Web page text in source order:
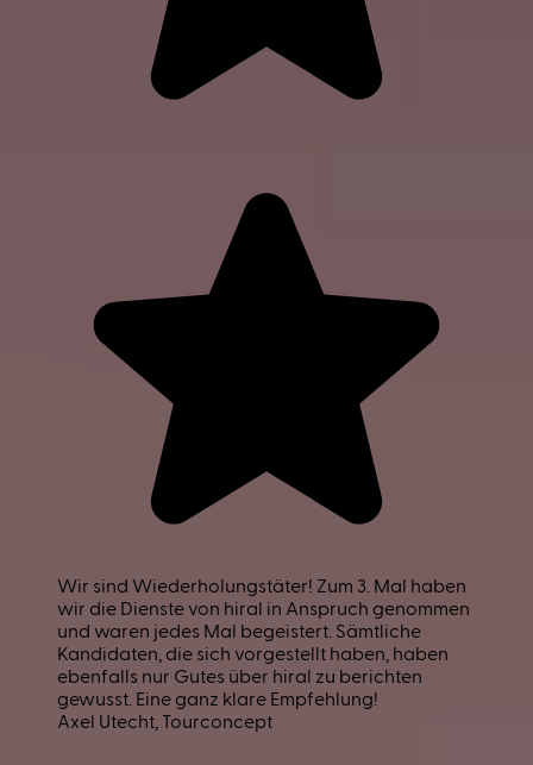
Wir sind Wiederholungstäter! Zum 3. Mal haben
wir die Dienste von hiral in Anspruch genommen
und waren jedes Mal begeistert. Sämtliche
Kandidaten, die sich vorgestellt haben, haben
ebenfalls nur Gutes über hiral zu berichten
gewusst. Eine ganz klare Empfehlung!
Axel Utecht, Tourconcept